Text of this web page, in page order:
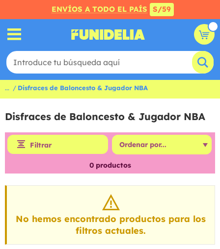
ENVÍOS A TODO EL PAÍS S/59
... Disfraces de Baloncesto & Jugador NBA
Disfraces de Baloncesto & Jugador NBA
Filtrar
0productos
No hemos encontrado productos para los
filtros actuales.